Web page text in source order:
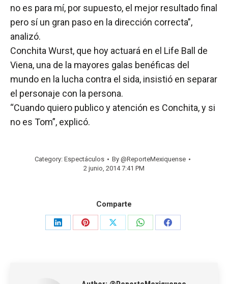
no es para mí, por supuesto, el mejor resultado final
pero sí un gran paso en la dirección correcta”,
analizó.
Conchita Wurst, que hoy actuará en el Life Ball de
Viena, una de la mayores galas benéficas del
mundo en la lucha contra el sida, insistió en separar
el personaje con la persona.
“Cuando quiero publico y atención es Conchita, y si
no es Tom”, explicó.
Category: Espectáculos By @ReporteMexiquense
2 junio, 2014 7:41 PM
Comparte
Share
Share
Share
Share
Share